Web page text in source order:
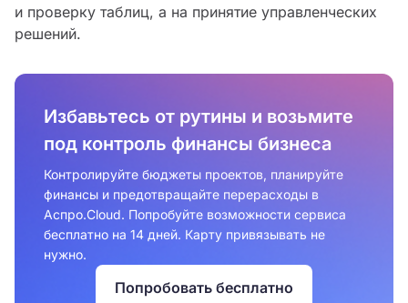
и проверку таблиц, а на принятие управленческих
решений.
Избавьтесь от рутины и возьмите
под контроль финансы бизнеса
Контролируйте бюджеты проектов, планируйте
финансы и предотвращайте перерасходы в
Аспро.Cloud. Попробуйте возможности сервиса
бесплатно на 14 дней. Карту привязывать не
нужно.
Попробовать бесплатно